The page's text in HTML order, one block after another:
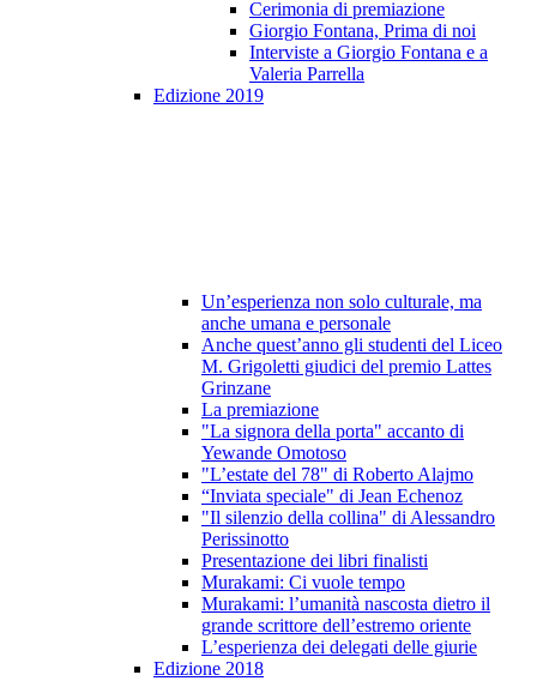
Cerimonia di premiazione
Giorgio Fontana, Prima di noi
Interviste a Giorgio Fontana e a
Valeria Parrella
Edizione 2019
Un’esperienza non solo culturale, ma
anche umana e personale
Anche quest’anno gli studenti del Liceo
M. Grigoletti giudici del premio Lattes
Grinzane
La premiazione
"La signora della porta" accanto di
Yewande Omotoso
"L’estate del 78" di Roberto Alajmo
“Inviata speciale" di Jean Echenoz
"Il silenzio della collina" di Alessandro
Perissinotto
Presentazione dei libri finalisti
Murakami: Ci vuole tempo
Murakami: l’umanità nascosta dietro il
grande scrittore dell’estremo oriente
L’esperienza dei delegati delle giurie
Edizione 2018